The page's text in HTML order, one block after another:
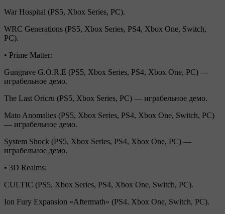
War Hospital (PS5, Xbox Series, PC).
WRC Generations (PS5, Xbox Series, PS4, Xbox One, Switch,
PC).
• Prime Matter:
Gungrave G.O.R.E (PS5, Xbox Series, PS4, Xbox One, PC) —
играбельное демо.
The Last Oricru (PS5, Xbox Series, PC) — играбельное демо.
Mato Anomalies (PS5, Xbox Series, PS4, Xbox One, Switch, PC)
— играбельное демо.
System Shock (PS5, Xbox Series, PS4, Xbox One, PC) —
играбельное демо.
• 3D Realms:
CULTIC (PS5, Xbox Series, PS4, Xbox One, Switch, PC).
Ion Fury Expansion «Aftermath» (PS4, Xbox One, Switch, PC).